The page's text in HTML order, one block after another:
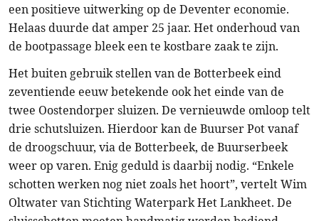
een positieve uitwerking op de Deventer economie.
Helaas duurde dat amper 25 jaar. Het onderhoud van
de bootpassage bleek een te kostbare zaak te zijn.
Het buiten gebruik stellen van de Botterbeek eind
zeventiende eeuw betekende ook het einde van de
twee Oostendorper sluizen. De vernieuwde omloop telt
drie schutsluizen. Hierdoor kan de Buurser Pot vanaf
de droogschuur, via de Botterbeek, de Buurserbeek
weer op varen. Enig geduld is daarbij nodig. “Enkele
schotten werken nog niet zoals het hoort”, vertelt Wim
Oltwater van Stichting Waterpark Het Lankheet. De